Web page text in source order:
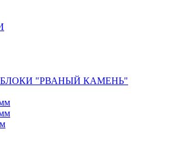
"РВАНЫЙ КАМЕНЬ"